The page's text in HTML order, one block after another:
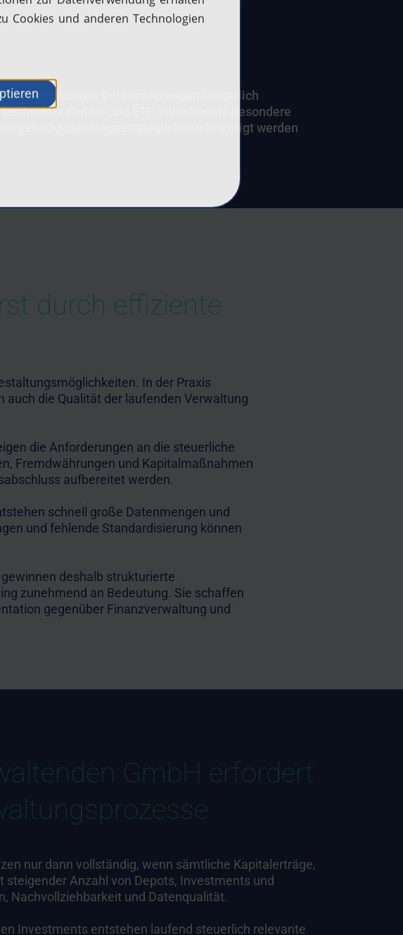
bestimmten Voraussetzungen steuerlich
Fonds- und ETF-Investments besondere
Kapitalanlagestrategie berücksichtigt werden
durch effiziente
In der Praxis
auch die Qualität der laufenden Verwaltung
die Anforderungen an die steuerliche
Fremdwährungen und Kapitalmaßnahmen
aufbereitet werden.
schnell große Datenmengen und
und fehlende Standardisierung können
deshalb strukturierte
zunehmend an Bedeutung. Sie schaffen
gegenüber Finanzverwaltung und
GmbH erfordert
nur dann vollständig, wenn sämtliche Kapitalerträge,
Anzahl von Depots, Investments und
Nachvollziehbarkeit und Datenqualität.
Investments entstehen laufend steuerlich relevante